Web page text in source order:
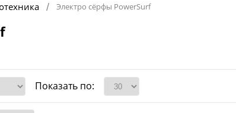
/ Электро сёрфы PowerSurf
Показать по: